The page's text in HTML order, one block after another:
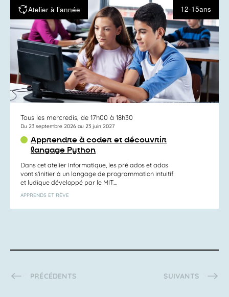
Atelier à l’année 12-15ans
Tous les mercredis, de 17h00 à 18h30
Du 23 septembre 2026 au 23 juin 2027
Apprendre à coder et découvrir
langage Python
Dans cet atelier informatique, les pré ados et ados
vont s’initier à un langage de programmation intuitif
et ludique développé par le MIT...
APPRENDS ET RÊVE
ACTIVITÉS
PRÉCÉDENTS ACTIVITÉS
SUIVANTS